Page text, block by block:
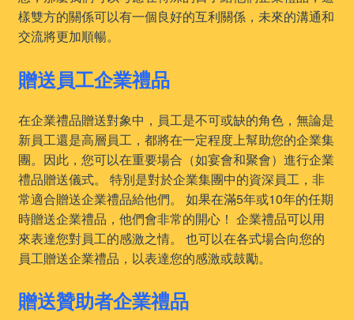
樣雙方的關係可以有一個良好的互利關係，未來的溝通和
交流將更加順暢。
贈送員工企業禮品
在企業禮品贈送對象中，員工是不可或缺的角色，無論是
新員工還是高層員工，都將在一定程度上幫助您的企業集
團。因此，您可以在重要場合（如宴會和聚會）進行企業
禮品贈送儀式。 特別是對於企業集團中的資深員工，非
常適合贈送企業禮品給他們。 如果在滿5年或10年的任期
時贈送企業禮品，他們會非常的開心！ 企業禮品可以用
來表達您對員工的感激之情。 也可以在各式場合向您的
員工贈送企業禮品，以表達您的感激或鼓勵。
贈送贊助者企業禮品